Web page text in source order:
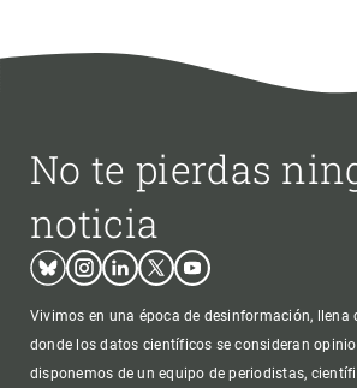
No te pierdas
noticia
BlueskyInstagram
LinkedinTwitterYoutube
Vivimos en una época de desinformación, llena
donde los datos científicos se consideran
disponemos de un equipo de periodistas,